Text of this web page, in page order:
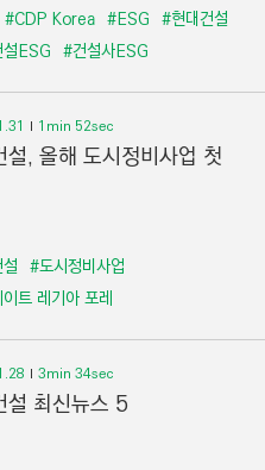
#CDP Korea #ESG #현대건설
ESG #건설사ESG
1min 52sec
설, 올해 도시정비사업 첫
#도시정비사업
트 레기아 포레
3min 34sec
설 최신뉴스 5